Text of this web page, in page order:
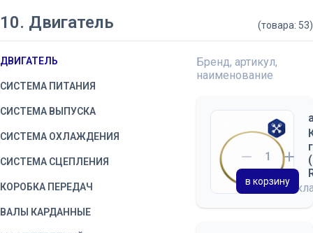
10. Двигатель (товара: 53)
ДВИГАТЕЛЬ
СИСТЕМА ПИТАНИЯ
СИСТЕМА ВЫПУСКА
СИСТЕМА ОХЛАЖДЕНИЯ
СИСТЕМА СЦЕПЛЕНИЯ
КОРОБКА ПЕРЕДАЧ
ВАЛЫ КАРДАННЫЕ
Бренд, артикул,
наименование
на
в корзину